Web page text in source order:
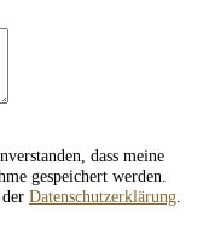
dass meine
gespeichert werden.
Datenschutzerklärung.